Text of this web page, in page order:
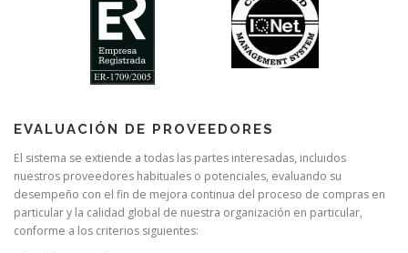
EVALUACIÓN DE PROVEEDORES
El sistema se extiende a todas las partes interesadas, incluidos
nuestros proveedores habituales o potenciales, evaluando su
desempeño con el fin de mejora continua del proceso de compras en
particular y la calidad global de nuestra organización en particular,
conforme a los criterios siguientes: